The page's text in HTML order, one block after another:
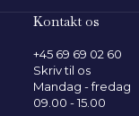
Kontakt os
+45 69 69 02 60
Skriv til os
Mandag - fredag
09.00 - 15.00